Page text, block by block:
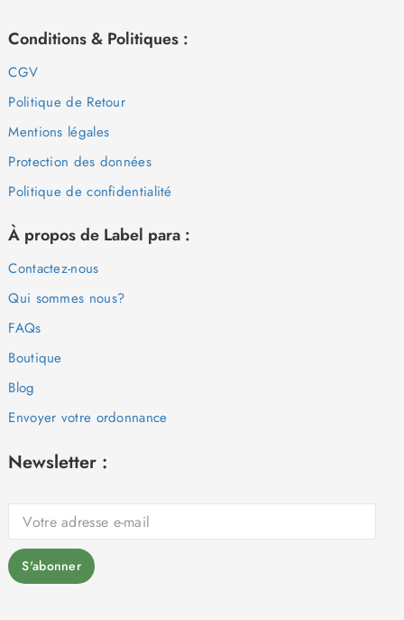
Conditions & Politiques :
CGV
Politique de Retour
Mentions légales
Protection des données
Politique de confidentialité
À propos de Label para :
Contactez-nous
Qui sommes nous?
FAQs
Boutique
Blog
Envoyer votre ordonnance
Newsletter :